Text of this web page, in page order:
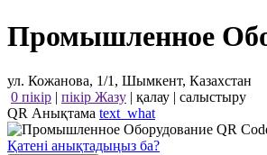
Промышленное
ул. Кожанова, 1/1, Шымкент, Казахстан
0 пікір | пікір Жазу | қалау | салыстыру
QR Анықтама text_what
Қатені анықтадыңыз ба?